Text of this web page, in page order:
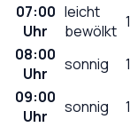
07:00
Uhr
leicht
bewölkt
08:00
Uhr
sonnig
09:00
Uhr
sonnig